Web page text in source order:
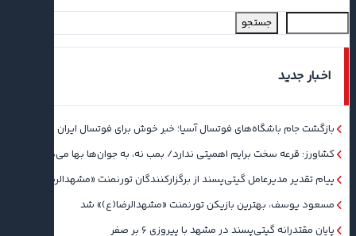
جستجو
اخبار جدید
بازگشت جام باشگاه‌های فوتسال آسیا؛ خبر خوش برای فوتسال ایران
کشاورز: قرعه سخت برایم اهمیتی ندارد/ بمب نه، به جوان‌ها بها می‌دهم
پیام تقدیر مدیرعامل گیتی‌پسند از برگزارکنندگان تورنمنت «مشهدالرضا(ع)»
مسعود یوسف، بهترین بازیکن تورنمنت «مشهدالرضا(ع)» شد
پایان مقتدرانه گیتی‌پسند در مشهد با پیروزی ۶ بر صفر